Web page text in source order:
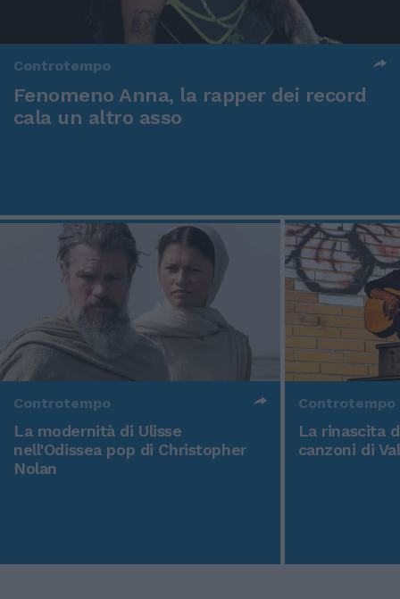
Controtempo
Fenomeno Anna, la rapper dei record
cala un altro asso
Controtempo
La modernità di Ulisse
nell'Odissea pop di Christopher
Nolan
Controtempo
La rinascita
canzoni di